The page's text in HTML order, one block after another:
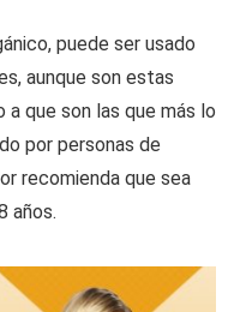
puede ser usado
aunque son estas
a que son las que más lo
por personas de
recomienda que sea
años.